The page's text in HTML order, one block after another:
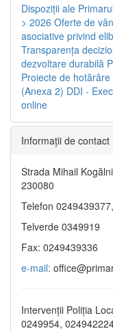
Dispoziţii ale
> 2026 Oferte de
asociative privind
Transparenţa
dezvoltare durabilă
Proiecte de hotărâre
(Anexa 2) DDI -
online
Informaţii de contact
Strada Mihail
230080
Telefon
Telverde 0349919
Fax: 0249439336
e-mail:
Intervenții Poliția
0249954,